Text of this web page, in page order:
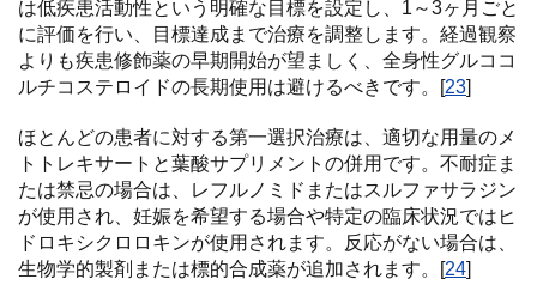
は低疾患活動性という明確な目標を設定し、1～3ヶ月ごと
に評価を行い、目標達成まで治療を調整します。経過観察
よりも疾患修飾薬の早期開始が望ましく、全身性グルココ
ルチコステロイドの長期使用は避けるべきです。[23]
ほとんどの患者に対する第一選択治療は、適切な用量のメ
トトレキサートと葉酸サプリメントの併用です。不耐症ま
たは禁忌の場合は、レフルノミドまたはスルファサラジン
が使用され、妊娠を希望する場合や特定の臨床状況ではヒ
ドロキシクロロキンが使用されます。反応がない場合は、
生物学的製剤または標的合成薬が追加されます。[24]